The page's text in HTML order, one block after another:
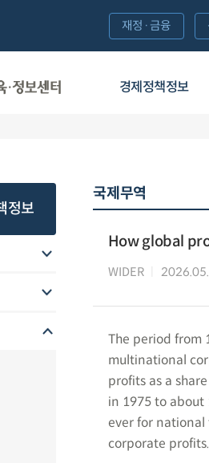
경제정책정보
재정·금융
정보
국제무역
How global
WIDER
The period from
multinational
profits as a
in 1975 to about
ever for national
corporate profits.